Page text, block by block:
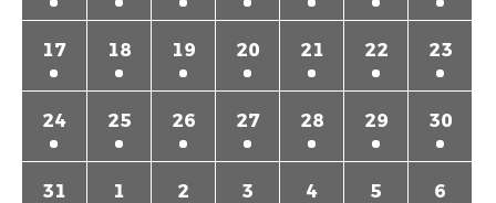
17 18 19 20 21 22 23
24 25 26 27 28 29 30
31 1 2 3 4 5 6